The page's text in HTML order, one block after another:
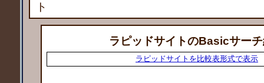
ト
ラピッドサイトのBasicサー
ラピッドサイトを比較表形式で表示